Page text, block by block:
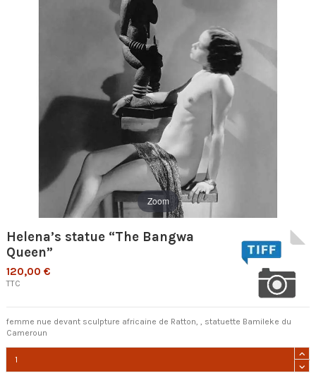
Zoom
Helena’s statue “The Bangwa
Queen”
120,00 €
TTC
femme nue devant sculpture africaine de Ratton, , statuette Bamileke du
Cameroun